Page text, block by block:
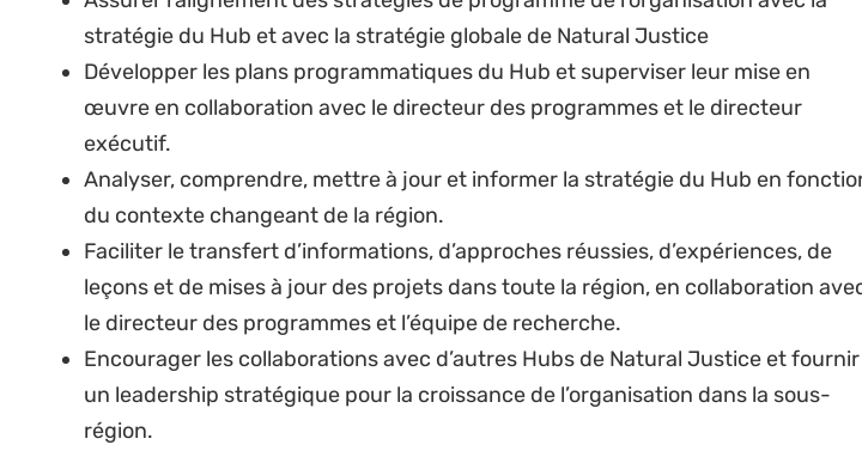
Développer et établir des relations de financement avec les bailleurs situés
dans les pays cibles du Hub ; informer régulièrement les bailleurs de
l’avancement des travaux et les impliquer dans les travaux en cours.
Garantir la conformité des subventions pour tous les projets, conformément
aux exigences des bailleurs.
Supervision et leadership
Développer l’organisation en renforçant les capacités, en constituant et en
encadrant des équipes performantes, en identifiant et en promouvant les
talents et en gérant les performances ; favoriser une culture positive basée sur
l’inclusion, la collaboration et le travail d’équipe ; rechercher constamment le
retour d’information et l’amélioration continue avec l’aide du RAF et du
Directeur Exécutif.